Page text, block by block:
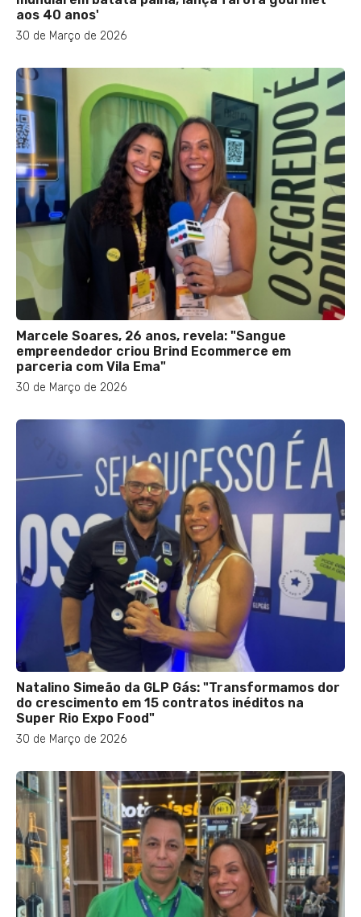
aos 40 anos'
30 de Março de 2026
Marcele Soares, 26 anos, revela: "Sangue
empreendedor criou Brind Ecommerce em
parceria com Vila Ema"
30 de Março de 2026
Natalino Simeão da GLP Gás: "Transformamos dor
do crescimento em 15 contratos inéditos na
Super Rio Expo Food"
30 de Março de 2026